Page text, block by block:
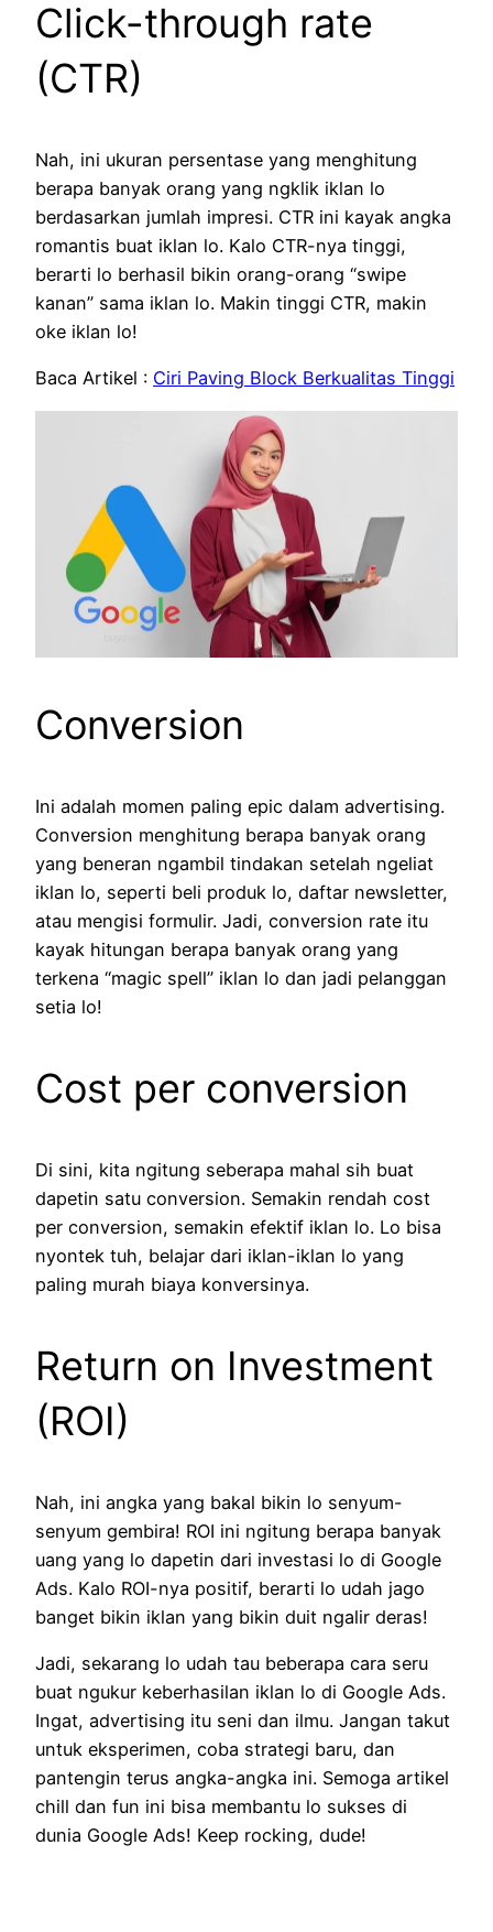
Click-through rate
(CTR)
Nah, ini ukuran persentase yang menghitung
berapa banyak orang yang ngklik iklan lo
berdasarkan jumlah impresi. CTR ini kayak angka
romantis buat iklan lo. Kalo CTR-nya tinggi,
berarti lo berhasil bikin orang-orang “swipe
kanan” sama iklan lo. Makin tinggi CTR, makin
oke iklan lo!
Baca Artikel : Ciri Paving Block Berkualitas Tinggi
Conversion
Ini adalah momen paling epic dalam advertising.
Conversion menghitung berapa banyak orang
yang beneran ngambil tindakan setelah ngeliat
iklan lo, seperti beli produk lo, daftar newsletter,
atau mengisi formulir. Jadi, conversion rate itu
kayak hitungan berapa banyak orang yang
terkena “magic spell” iklan lo dan jadi pelanggan
setia lo!
Cost per conversion
Di sini, kita ngitung seberapa mahal sih buat
dapetin satu conversion. Semakin rendah cost
per conversion, semakin efektif iklan lo. Lo bisa
nyontek tuh, belajar dari iklan-iklan lo yang
paling murah biaya konversinya.
Return on Investment
(ROI)
Nah, ini angka yang bakal bikin lo senyum-
senyum gembira! ROI ini ngitung berapa banyak
uang yang lo dapetin dari investasi lo di Google
Ads. Kalo ROI-nya positif, berarti lo udah jago
banget bikin iklan yang bikin duit ngalir deras!
Jadi, sekarang lo udah tau beberapa cara seru
buat ngukur keberhasilan iklan lo di Google Ads.
Ingat, advertising itu seni dan ilmu. Jangan takut
untuk eksperimen, coba strategi baru, dan
pantengin terus angka-angka ini. Semoga artikel
chill dan fun ini bisa membantu lo sukses di
dunia Google Ads! Keep rocking, dude!